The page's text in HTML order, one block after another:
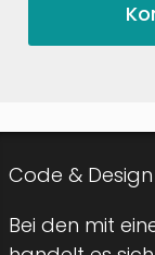
Code &
Bei den mit